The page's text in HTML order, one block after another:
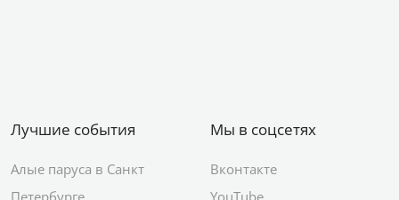
Лучшие события
Алые паруса в Санкт
Петербурге
Мы в соцсетях
Вконтакте
YouTube